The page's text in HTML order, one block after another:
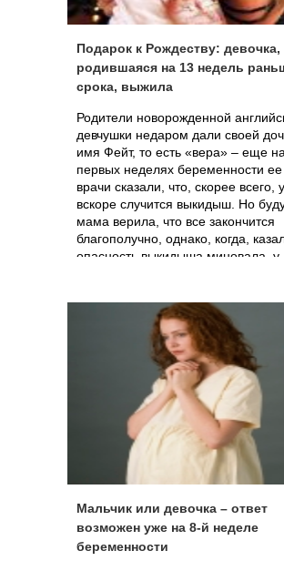
Подарок к Рождеству: девочка,
родившаяся на 13 недель
срока, выжила
Родители новорожденной
девчушки недаром дали своей
имя Фейт, то есть «вера» – еще на
первых неделях беременности
врачи сказали, что, скорее всего,
вскоре случится выкидыш. Но
мама верила, что все закончится
благополучно, однако, когда,
опасность выкидыша миновала, у
на свет на целых 13 недель
срока. Девочка весила всего 850
и акушеры предупредили мать о
ребенок вряд ли выживет. И снова
верила в лучшее, и усилия врачей
оказались не напрасными – мать и
окрепший бодрый ребенок
домой к Рождеству: именно в тот
когда малышка, родись она
и должна была появиться на свет.
Мальчик или девочка – ответ
возможен уже на 8-й неделе
беременности